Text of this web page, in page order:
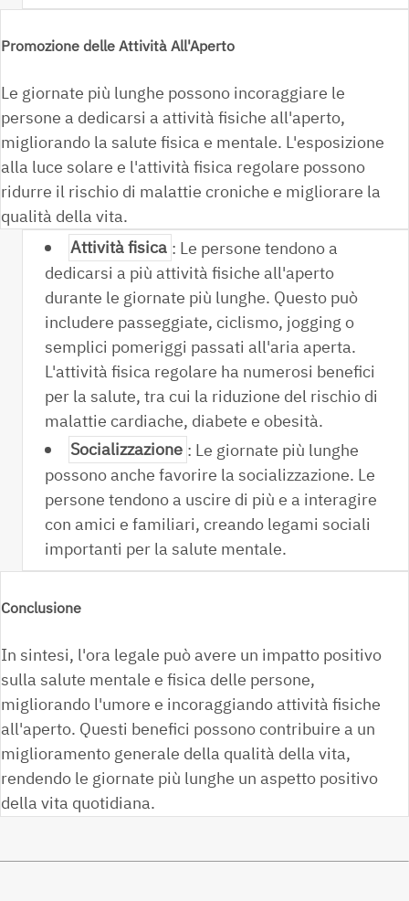
Promozione delle Attività All'Aperto
Le giornate più lunghe possono incoraggiare le
persone a dedicarsi a attività fisiche all'aperto,
migliorando la salute fisica e mentale. L'esposizione
alla luce solare e l'attività fisica regolare possono
ridurre il rischio di malattie croniche e migliorare la
qualità della vita.
Attività fisica : Le persone tendono a
dedicarsi a più attività fisiche all'aperto
durante le giornate più lunghe. Questo può
includere passeggiate, ciclismo, jogging o
semplici pomeriggi passati all'aria aperta.
L'attività fisica regolare ha numerosi benefici
per la salute, tra cui la riduzione del rischio di
malattie cardiache, diabete e obesità.
Socializzazione : Le giornate più lunghe
possono anche favorire la socializzazione. Le
persone tendono a uscire di più e a interagire
con amici e familiari, creando legami sociali
importanti per la salute mentale.
Conclusione
In sintesi, l'ora legale può avere un impatto positivo
sulla salute mentale e fisica delle persone,
migliorando l'umore e incoraggiando attività fisiche
all'aperto. Questi benefici possono contribuire a un
miglioramento generale della qualità della vita,
rendendo le giornate più lunghe un aspetto positivo
della vita quotidiana.